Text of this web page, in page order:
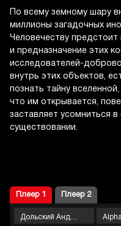
По всему земному шару
миллионы загадочных
Человечеству предстоит
и предназначение этих
исследователей-
внутрь этих объектов,
познать тайну
что им открывается,
заставляет усомниться
существовании.
Плеер 1 Плеер 2